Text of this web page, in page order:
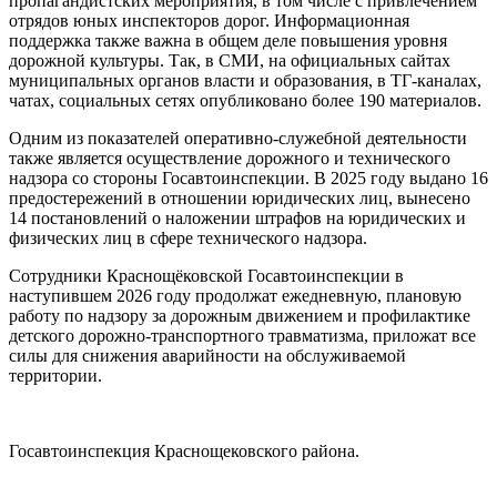
отрядов юных инспекторов дорог. Информационная
поддержка также важна в общем деле повышения уровня
дорожной культуры. Так, в СМИ, на официальных сайтах
муниципальных органов власти и образования, в ТГ-каналах,
чатах, социальных сетях опубликовано более 190 материалов.
Одним из показателей оперативно-служебной деятельности
также является осуществление дорожного и технического
надзора со стороны Госавтоинспекции. В 2025 году выдано 16
предостережений в отношении юридических лиц, вынесено
14 постановлений о наложении штрафов на юридических и
физических лиц в сфере технического надзора.
Сотрудники Краснощёковской Госавтоинспекции в
наступившем 2026 году продолжат ежедневную, плановую
работу по надзору за дорожным движением и профилактике
детского дорожно-транспортного травматизма, приложат все
силы для снижения аварийности на обслуживаемой
территории.
Госавтоинспекция Краснощековского района.